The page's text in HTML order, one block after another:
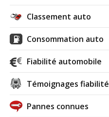
Classement auto
Consommation auto
Fiabilité automobile
Témoignages fiabilité
Pannes connues